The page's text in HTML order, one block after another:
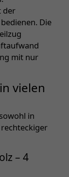
der
Die
mit nur
vielen
in
– 4